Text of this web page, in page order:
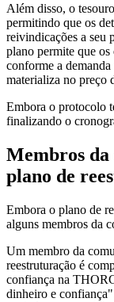
Além disso, o
permitindo que os
reivindicações a seu
plano permite que os
conforme a
materializa no preço
Embora o protocolo
finalizando o
Membros da
plano de
Embora o plano de
alguns membros da
Um membro da
reestruturação é
confiança na
dinheiro e